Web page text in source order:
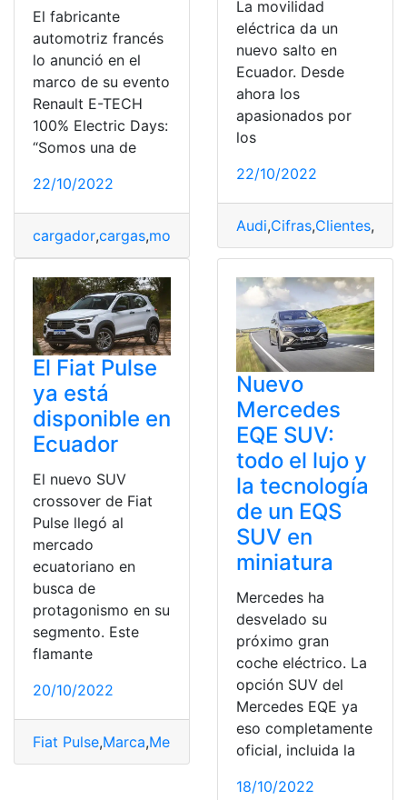
El fabricante
automotriz francés
lo anunció en el
marco de su evento
Renault E-TECH
100% Electric Days:
“Somos una de
22/10/2022
cargador,cargas,modelos SUV ,Motor,Recargar,SUV
La movilidad
eléctrica da un
nuevo salto en
Ecuador. Desde
ahora los
apasionados por
los
22/10/2022
Audi,Cifras,Clientes,
El Fiat Pulse
ya está
disponible en
Ecuador
El nuevo SUV
crossover de Fiat
Pulse llegó al
mercado
ecuatoriano en
busca de
protagonismo en su
segmento. Este
flamante
20/10/2022
Fiat Pulse,Marca,Mercado Modelo modelos SUV
Nuevo
Mercedes
EQE SUV:
todo el lujo y
la tecnología
de un EQS
SUV en
miniatura
Mercedes ha
desvelado su
próximo gran
coche eléctrico. La
opción SUV del
Mercedes EQE ya
eso completamente
oficial, incluida la
18/10/2022